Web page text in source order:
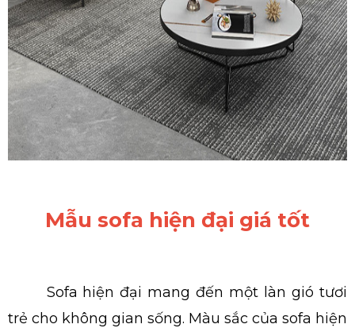
Mẫu sofa hiện đại giá tốt
Sofa hiện đại mang đến một làn gió tươi
trẻ cho không gian sống. Màu sắc của sofa hiện